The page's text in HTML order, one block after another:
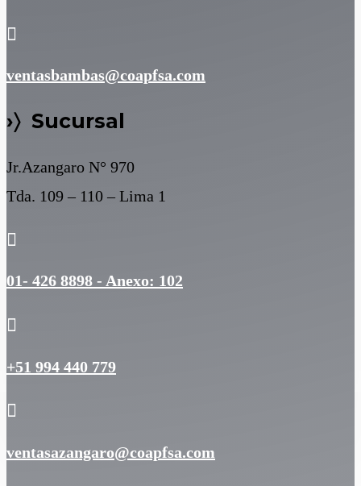

ventasbambas@coapfsa.com
›〉 Sucursal
Jr.Azangaro N° 970
Tda. 109 – 110 – Lima 1

01- 426 8898 - Anexo: 102

+51 994 440 779

ventasazangaro@coapfsa.com